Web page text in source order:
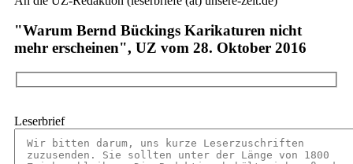
"Warum Bernd Bückings Karikaturen nicht
mehr erscheinen", UZ vom 28. Oktober 2016
Leserbrief